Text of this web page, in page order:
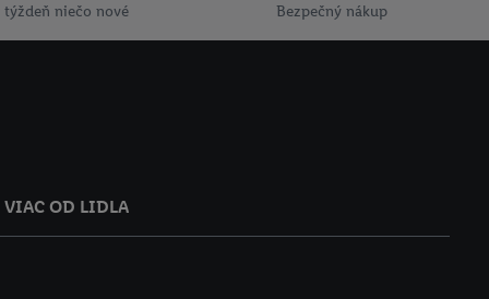
týždeň niečo nové Bezpečný nákup
VIAC OD LIDLA